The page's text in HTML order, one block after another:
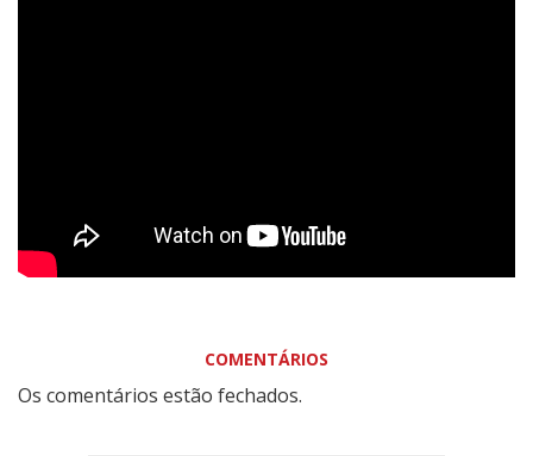
COMENTÁRIOS
Os comentários estão fechados.